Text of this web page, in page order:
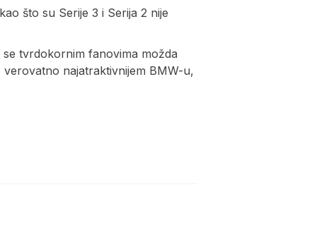
što su Serije 3 i Serija 2 nije
tvrdokornim fanovima možda
najatraktivnijem BMW-u,